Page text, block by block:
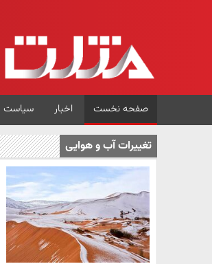
صفحه نخست اخبار سیاست
تغییرات آب و هوایی